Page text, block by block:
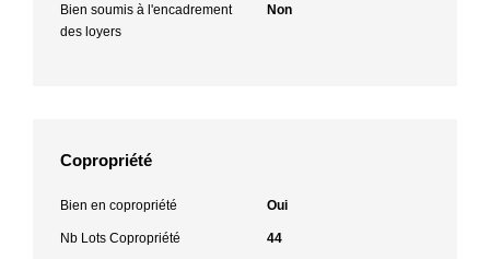
Bien soumis à l'encadrement
des loyers
Non
Copropriété
Bien en copropriété Oui
Nb Lots Copropriété 44